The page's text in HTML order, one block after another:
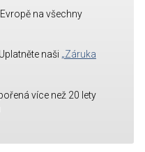
na všechny
naši „Záruka
více než 20 lety